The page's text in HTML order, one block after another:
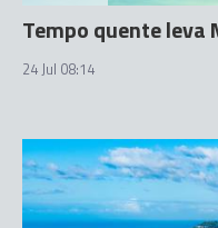
Tempo quente leva
24 Jul 08:14